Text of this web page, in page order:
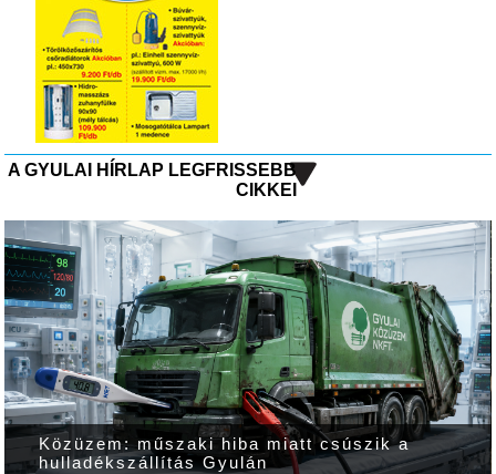
A GYULAI HÍRLAP LEGFRISSEBB
CIKKEI
Közüzem: műszaki hiba miatt csúszik a
hulladékszállítás Gyulán